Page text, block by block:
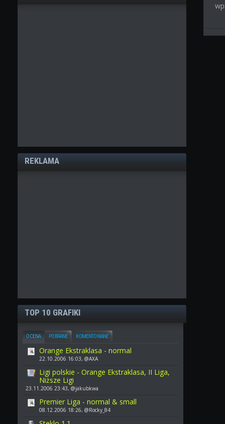
REKLAMA
TOP 10 GRAFIKI
OCENA POBRANE KOMENTOWANE
Orange Ekstraklasa - normal
22.10.2006 16:03, @AXA
Ligi polskie - Orange Ekstraklasa, II Liga,
Niższe Ligi
23.11.2006 23:43, @jakubkwa
Premier Liga - normal & small
08.12.2006 18:26, @Rocky_84